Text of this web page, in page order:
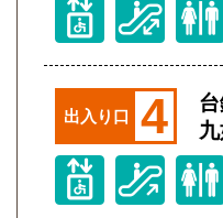
出入り口 4